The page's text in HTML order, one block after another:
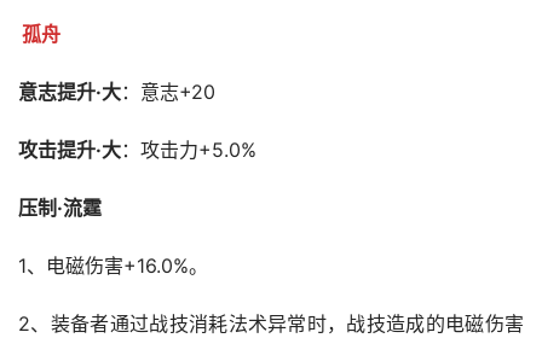
孤舟
意志提升·大：意志+20
攻击提升·大：攻击力+5.0%
压制·流霆
1、电磁伤害+16.0%。
2、装备者通过战技消耗法术异常时，战技造成的电磁伤害